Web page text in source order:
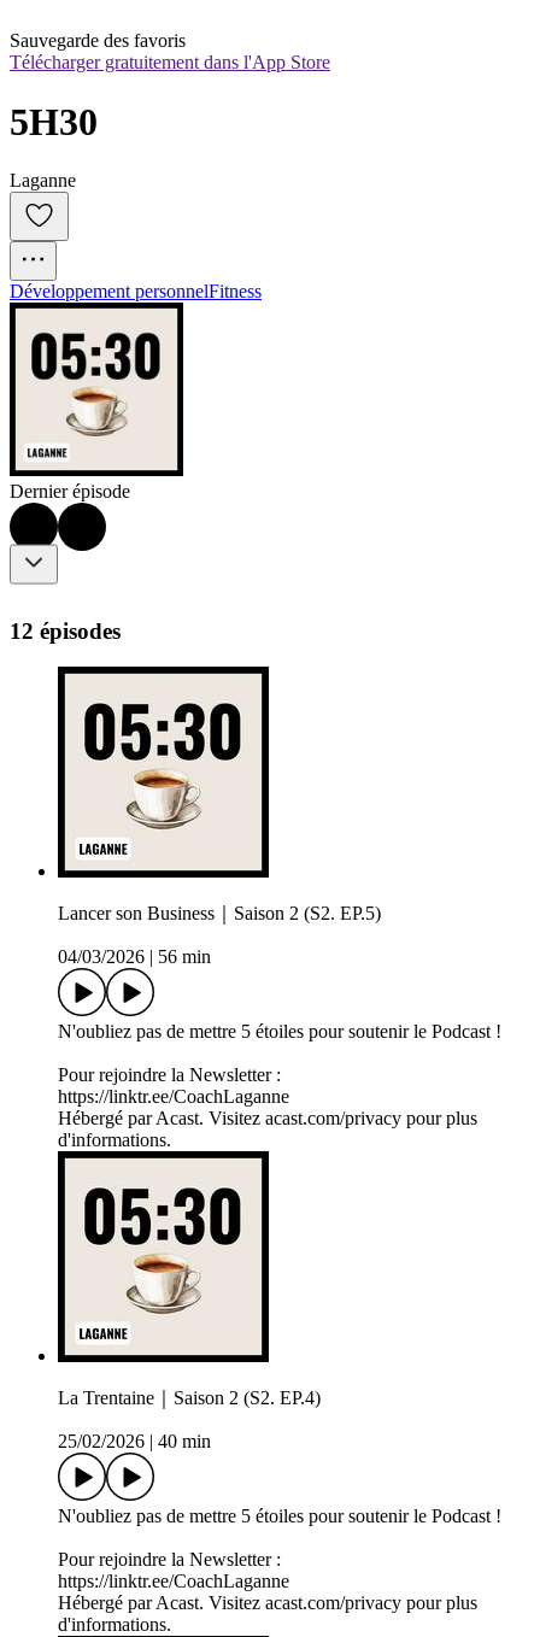
Sauvegarde des favoris
Télécharger gratuitement dans l'App Store
5H30
Laganne
Développement personnelFitness
Dernier épisode
12 épisodes
Lancer son Business｜Saison 2 (S2. EP.5)
04/03/2026 56 min
N'oubliez pas de mettre 5 étoiles pour soutenir le Podcast !
Pour rejoindre la Newsletter :
https://linktr.ee/CoachLaganne
Hébergé par Acast. Visitez acast.com/privacy pour plus
d'informations.
La Trentaine｜Saison 2 (S2. EP.4)
25/02/2026 40 min
N'oubliez pas de mettre 5 étoiles pour soutenir le Podcast !
Pour rejoindre la Newsletter :
https://linktr.ee/CoachLaganne
Hébergé par Acast. Visitez acast.com/privacy pour plus
d'informations.